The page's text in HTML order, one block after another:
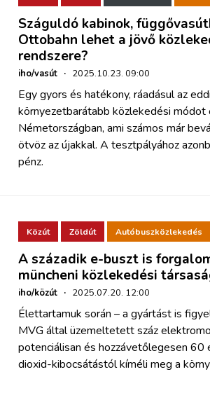
Száguldó kabinok,
Ottobahn lehet a jövő
rendszere?
iho/vasút · 2025.10.23. 09:00
Egy gyors és hatékony, ráadásul az
környezetbarátabb közlekedési
Németországban, ami számos már
ötvöz az újakkal. A tesztpályához
pénz.
Közút Zöldút Autóbuszközlekedés
A századik e-buszt is
müncheni közlekedési
iho/közút · 2025.07.20. 12:00
Élettartamuk során – a gyártást is
MVG által üzemeltetett száz
potenciálisan és hozzávetőlegesen 60
dioxid-kibocsátástól kíméli meg a